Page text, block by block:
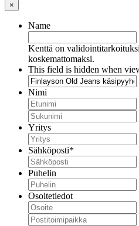
×
Name
Kenttä on
koskemattomaksi.
This field is hidden when
Nimi
Yritys
Sähköposti*
Puhelin
Osoitetiedot